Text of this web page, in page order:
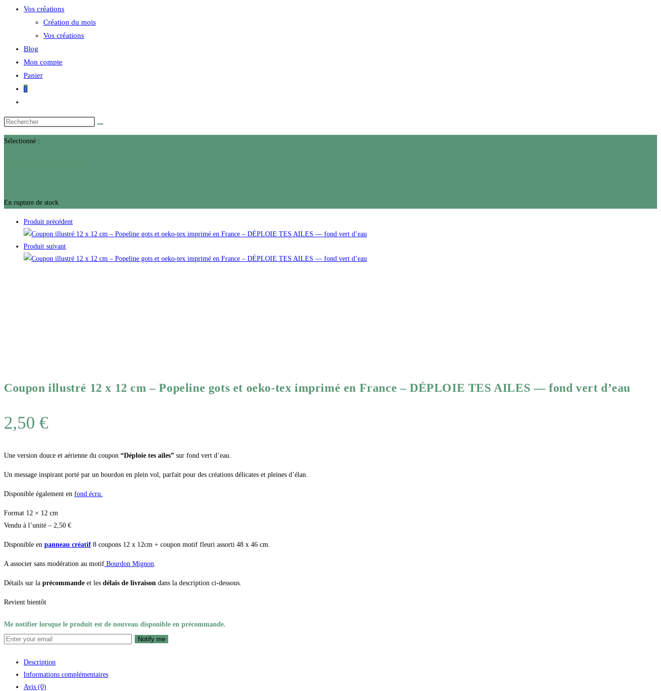
Vos créations
Création du mois
Vos créations
Blog
Mon compte
Panier
0
Sélectionné :
En rupture de stock
Produit précédent
Produit suivant
Coupon illustré 12 x 12 cm – Popeline gots et oeko-tex imprimé en France – DÉPLOIE TES AILES — fond vert d’eau
2,50 €
Une version douce et aérienne du coupon “Déploie tes ailes” sur fond vert d’eau.
Un message inspirant porté par un bourdon en plein vol, parfait pour des créations délicates et pleines d’élan.
Disponible également en fond écru.
Format 12 × 12 cm
Vendu à l’unité – 2,50 €
Disponible en panneau créatif 8 coupons 12 x 12cm + coupon motif fleuri assorti 48 x 46 cm.
A associer sans modération au motif Bourdon Mignon.
Détails sur la précommande et les délais de livraison dans la description ci-dessous.
Revient bientôt
Me notifier lorsque le produit est de nouveau disponible en précommande.
Notify me
Description
Informations complémentaires
Avis (0)